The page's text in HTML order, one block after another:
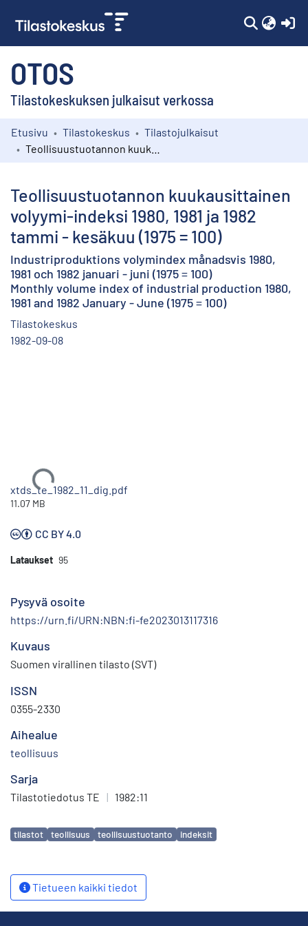
OTOS
Tilastokeskuksen julkaisut verkossa
Kokoelmat
Etusivu Tilastokeskus
Tilastojulkaisut
Teollisuustuotannon kuukausittainen
volyymi-indeksi 1980, 1981 ja 1982
tammi - kesäkuu (1975 = 100)
Industriproduktions volymindex månadsvis 1980,
1981 och 1982 januari - juni (1975 = 100)
Monthly volume index of industrial production 1980,
1981 and 1982 January - June (1975 = 100)
Tilastokeskus
1982-09-08
Ladataan...
xtds_te_1982_11_dig.pdf
11.07 MB
CC BY 4.0
Lataukset 95
Pysyvä osoite
https://urn.fi/URN:NBN:fi-fe2023013117316
Kuvaus
Suomen virallinen tilasto (SVT)
ISSN
0355-2330
Aihealue
teollisuus
Sarja
Tilastotiedotus TE | 1982:11
Avainsanat
tilastot teollisuus teollisuustuotanto indeksit
Tietueen kaikki tiedot